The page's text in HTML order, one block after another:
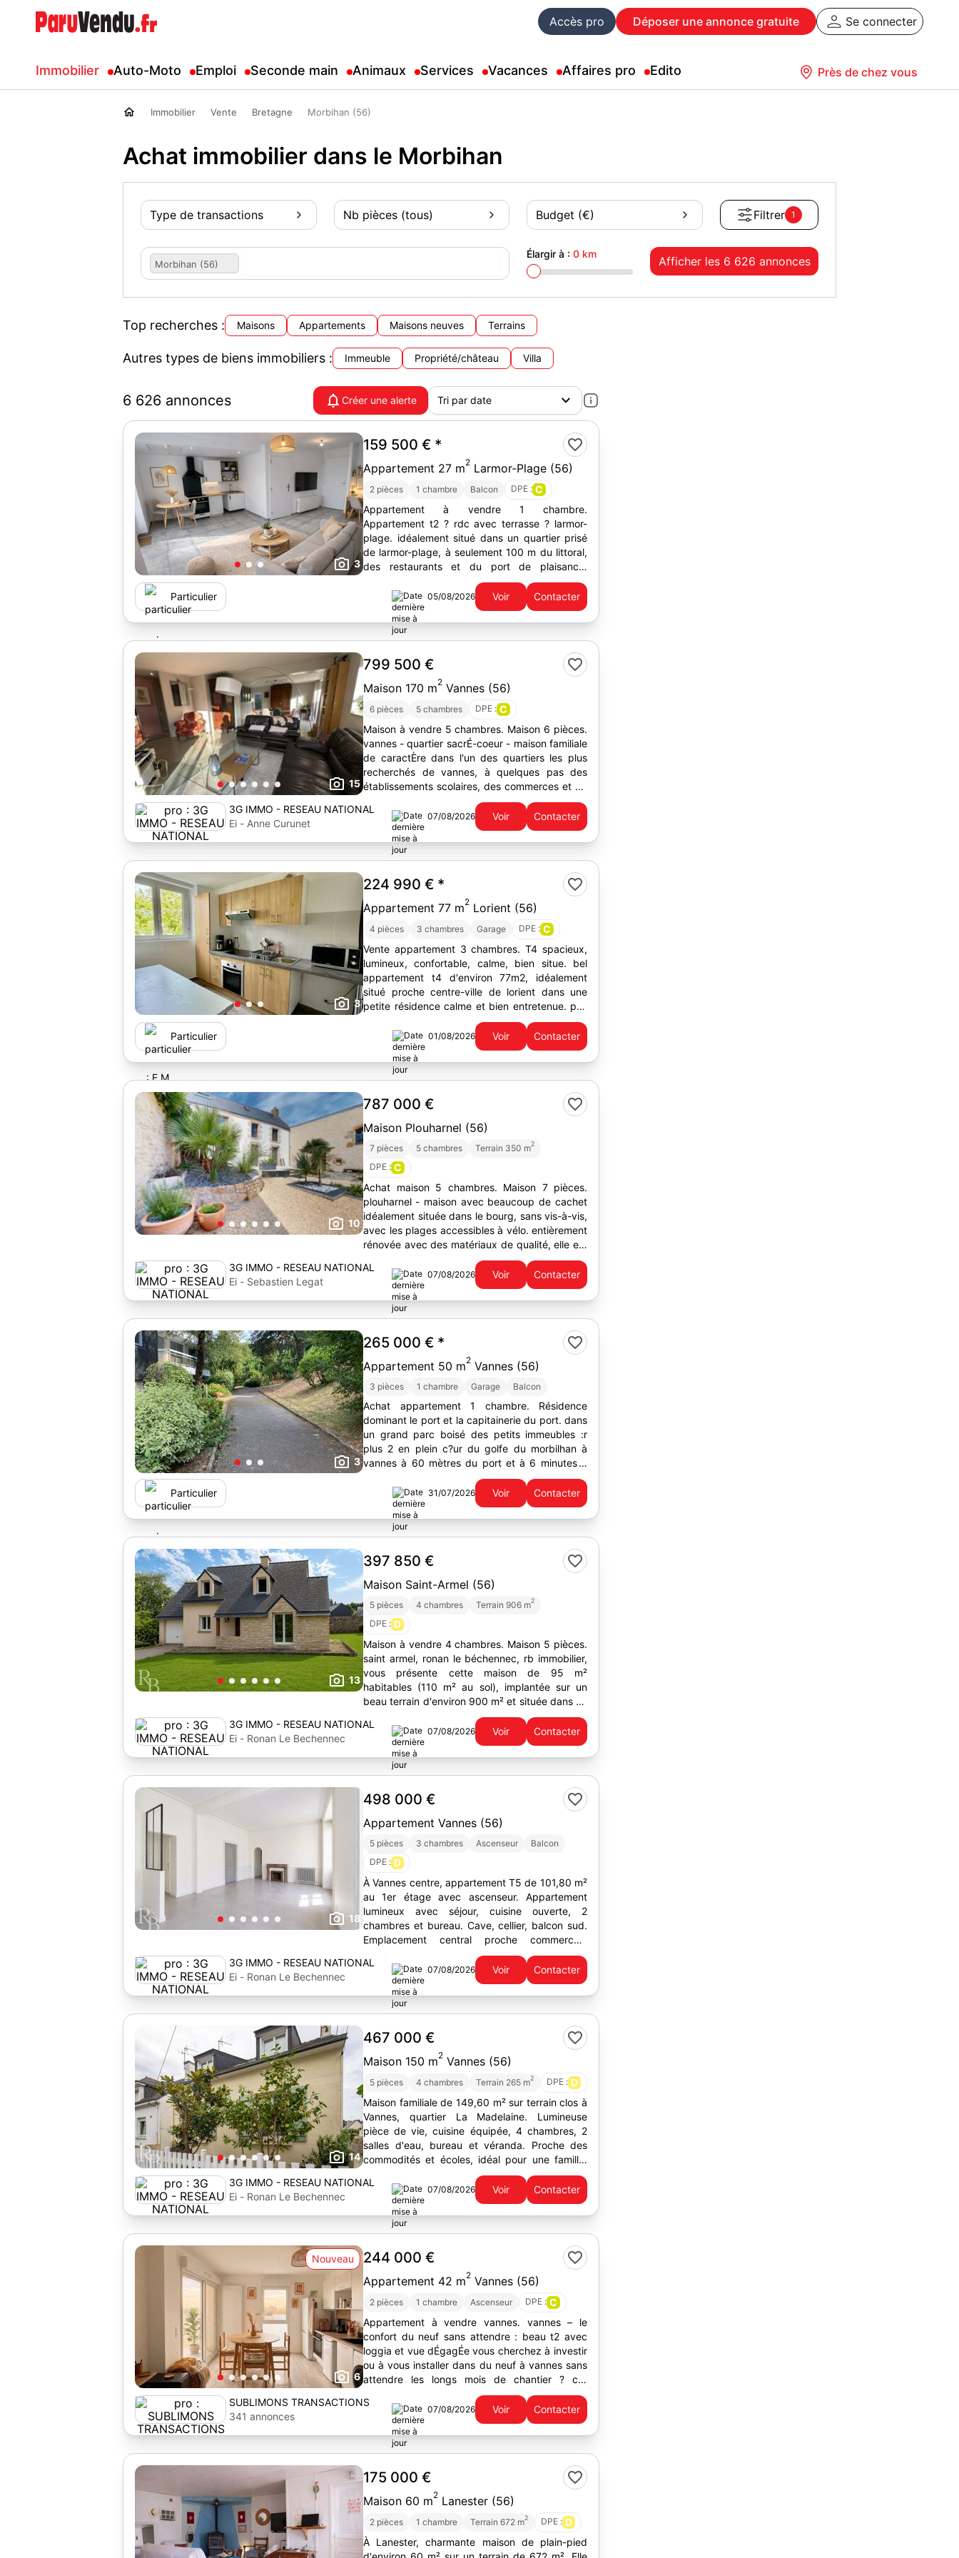
Accès pro Déposer une annonce gratuite Se connecter
Immobilier Auto-Moto Emploi Seconde main Animaux Services Vacances Affaires pro Edito Près de chez vous
Immobilier Vente Bretagne Morbihan (56)
Achat immobilier dans le Morbihan
Type de transactions Nb pièces (tous) Budget (€) Filtrer 1
Morbihan (56)
Élargir à :0 km
Afficher les 6 626 annonces
Top recherches : Maisons Appartements Maisons neuves Terrains
Autres types de biens immobiliers : Immeuble Propriété/château Villa
6 626 annonces Créer une alerte
3
159 500 € *
Appartement 27 m2 Larmor-Plage (56)
2 pièces 1 chambre Balcon DPE : C
Appartement à vendre 1 chambre.
Appartement t2 ? rdc avec terrasse ? larmor-
plage. idéalement situé dans un quartier prisé
de larmor-plage, à seulement 100 m du littoral,
des restaurants et du port de plaisance.
découvrez ce charmant t2 rénové de 27 m² en
rez-de-chaussée, au...
Particulier 05/08/2026 Voir Contacter
15
799 500 €
Maison 170 m2 Vannes (56)
6 pièces 5 chambres DPE : C
Maison à vendre 5 chambres. Maison 6 pièces.
vannes - quartier sacrÉ-coeur - maison familiale
de caractÈre dans l'un des quartiers les plus
recherchés de vannes, à quelques pas des
établissements scolaires, des commerces et du
centre-ville, cette maison des années 1950...
3G IMMO - RESEAU NATIONAL
Ei - Anne Curunet
07/08/2026 Voir Contacter
3
224 990 € *
Appartement 77 m2 Lorient (56)
4 pièces 3 chambres Garage DPE : C
Vente appartement 3 chambres. T4 spacieux,
lumineux, confortable, calme, bien situe. bel
appartement t4 d'environ 77m2, idéalement
situé proche centre-ville de lorient dans une
petite résidence calme et bien entretenue. pas
de travaux à prévoir. peinture neuve. ce 4
pièces...
Particulier 01/08/2026 Voir Contacter
10
787 000 €
Maison Plouharnel (56)
7 pièces 5 chambres Terrain 350 m2
DPE : C
Achat maison 5 chambres. Maison 7 pièces.
plouharnel - maison avec beaucoup de cachet
idéalement située dans le bourg, sans vis-à-vis,
avec les plages accessibles à vélo. entièrement
rénovée avec des matériaux de qualité, elle est
composée d'un grand salon et d'une...
3G IMMO - RESEAU NATIONAL
Ei - Sebastien Legat
07/08/2026 Voir Contacter
3
265 000 € *
Appartement 50 m2 Vannes (56)
3 pièces 1 chambre Garage Balcon
Achat appartement 1 chambre. Résidence
dominant le port et la capitainerie du port. dans
un grand parc boisé des petits immeubles :r
plus 2 en plein c?ur du golfe du morbilhan à
vannes à 60 mètres du port et à 6 minutes à
pied du centre ville historique je vend mon
appart de...
Particulier 31/07/2026 Voir Contacter
13
397 850 €
Maison Saint-Armel (56)
5 pièces 4 chambres Terrain 906 m2
DPE : D
Maison à vendre 4 chambres. Maison 5 pièces.
saint armel, ronan le béchennec, rb immobilier,
vous présente cette maison de 95 m²
habitables (110 m² au sol), implantée sur un
beau terrain d'environ 900 m² et située dans un
environnement privilégié, en deuxième ligne
du...
3G IMMO - RESEAU NATIONAL
Ei - Ronan Le Bechennec
07/08/2026 Voir Contacter
18
498 000 €
Appartement Vannes (56)
5 pièces 3 chambres Ascenseur
Balcon
DPE : D
À Vannes centre, appartement T5 de 101,80 m²
au 1er étage avec ascenseur. Appartement
lumineux avec séjour, cuisine ouverte, 2
chambres et bureau. Cave, cellier, balcon sud.
Emplacement central proche commerces.
Charges annuelles : 3 100 €.
3G IMMO - RESEAU NATIONAL
Ei - Ronan Le Bechennec
07/08/2026 Voir Contacter
14
467 000 €
Maison 150 m2 Vannes (56)
5 pièces 4 chambres Terrain 265 m2 DPE : D
Maison familiale de 149,60 m² sur terrain clos à
Vannes, quartier La Madelaine. Lumineuse
pièce de vie, cuisine équipée, 4 chambres, 2
salles d'eau, bureau et véranda. Proche des
commodités et écoles, idéal pour une famille.
3G IMMO - RESEAU NATIONAL
Ei - Ronan Le Bechennec
07/08/2026 Voir Contacter
Nouveau
6
244 000 €
Appartement 42 m2 Vannes (56)
2 pièces 1 chambre Ascenseur DPE : C
Appartement à vendre vannes. vannes – le
confort du neuf sans attendre : beau t2 avec
loggia et vue dÉgagÉe vous cherchez à investir
ou à vous installer dans du neuf à vannes sans
attendre les longs mois de chantier ? cet
appartement prêt à vivre...
SUBLIMONS TRANSACTIONS
341 annonces
07/08/2026 Voir Contacter
175 000 €
Maison 60 m2 Lanester (56)
2 pièces 1 chambre Terrain 672 m2 DPE : D
À Lanester, charmante maison de plain-pied